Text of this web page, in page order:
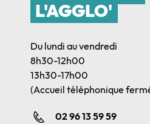
L'AGGLO'
Du lundi au vendredi
8h30-12h00
13h30-17h00
(Accueil téléphonique
02 96 13 59 59